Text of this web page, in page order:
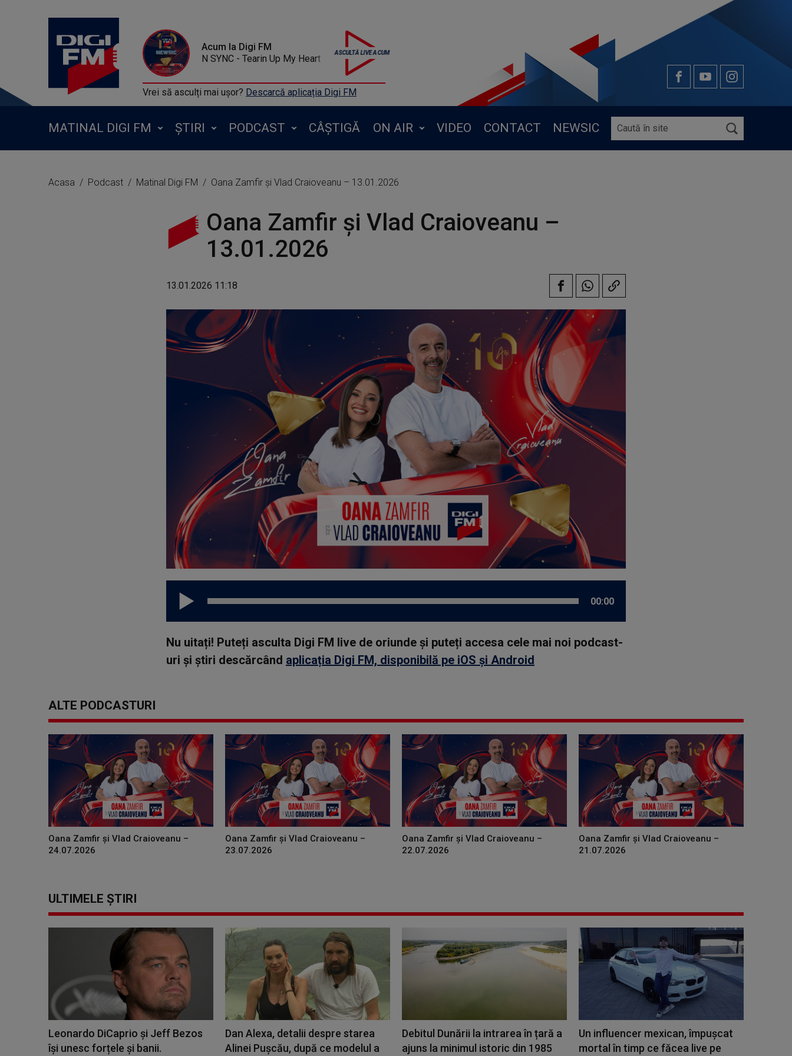
Acum la Digi FM
N SYNC - Tearin Up My Heart
Vrei să asculți mai ușor? Descarcă aplicația Digi FM
MATINAL DIGI FM ȘTIRI PODCAST CÂȘTIGĂ ON AIR VIDEO CONTACT NEWSIC
Acasa Podcast Matinal Digi FM Oana Zamfir și Vlad Craioveanu – 13.01.2026
Oana Zamfir și Vlad Craioveanu –
13.01.2026
13.01.2026 11:18
00:00
Nu uitați! Puteți asculta Digi FM live de oriunde și puteți accesa cele mai noi podcast-
uri și știri descărcând aplicația Digi FM, disponibilă pe iOS și Android
ALTE PODCASTURI
Oana Zamfir și Vlad Craioveanu –
24.07.2026
Oana Zamfir și Vlad Craioveanu –
23.07.2026
Oana Zamfir și Vlad Craioveanu –
22.07.2026
Oana Zamfir și Vlad Craioveanu –
21.07.2026
ULTIMELE ȘTIRI
Leonardo DiCaprio şi Jeff Bezos
își unesc forțele și banii.
Dan Alexa, detalii despre starea
Alinei Pușcău, după ce modelul a
Debitul Dunării la intrarea în țară a
ajuns la minimul istoric din 1985
Un influencer mexican, împușcat
mortal în timp ce făcea live pe